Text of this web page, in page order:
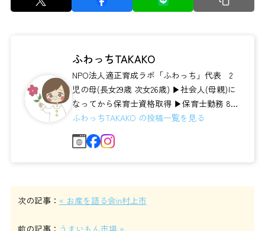
ふわっちTAKAKO
NPO法人適正育成ラボ「ふわっち」代表 2
児の母(長女29歳 次女26歳) ▶社会人(母親)に
なってから保育士資格取得 ▶保育士勤務 8
年 保育士養成校 講...
ふわっちTAKAKO の投稿一覧を見る
次の記事： « お産を語る会in村上市
前の記事： うまいもん市場 »